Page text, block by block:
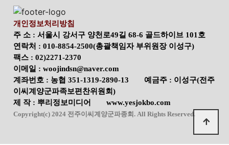
개인정보처리방침
주 소 : 서울시 강서구 양천로49길 68-6 골드하이브 101호
연락처 : 010-8854-2500(총괄책임자 부위원장 이성구)
팩스 : 02)2271-2370
이메일 : woojindsn@naver.com
계좌번호 : 농협 351-1319-2890-13 예금주 : 이성구(전주
이씨계양군파족보편찬위원회)
제 작 : 뿌리정보미디어 www.yesjokbo.com
Copyright(c) 2024 전주이씨계양군파종회. All Rights Reserved.